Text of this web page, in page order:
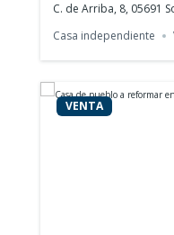
C. de Arriba, 8, 05691
Casa independiente
VENTA